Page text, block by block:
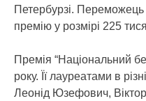
Петербурзі.
премію у розмірі 225
Премія “Національний
року. Її лауреатами в
Леонід Юзефович,